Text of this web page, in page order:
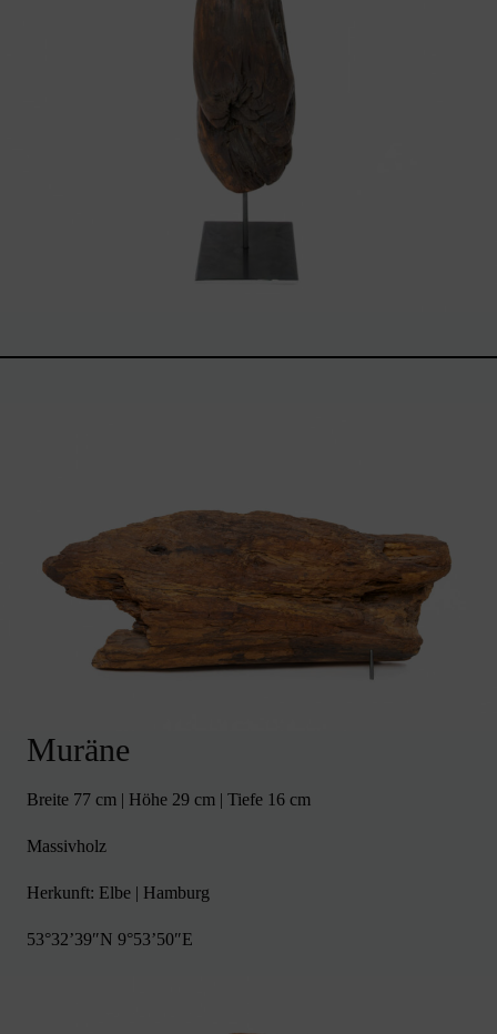
Muräne
Breite 77 cm | Höhe 29 cm | Tiefe 16 cm
Massivholz
Herkunft: Elbe | Hamburg
53°32’39″N 9°53’50″E